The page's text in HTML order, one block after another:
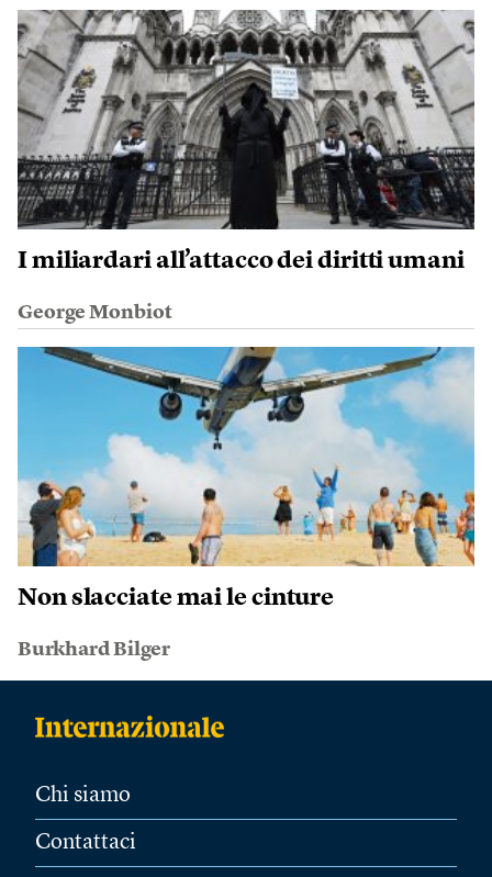
I miliardari all’attacco dei diritti umani
George Monbiot
Non slacciate mai le cinture
Burkhard Bilger
Chi siamo
Contattaci